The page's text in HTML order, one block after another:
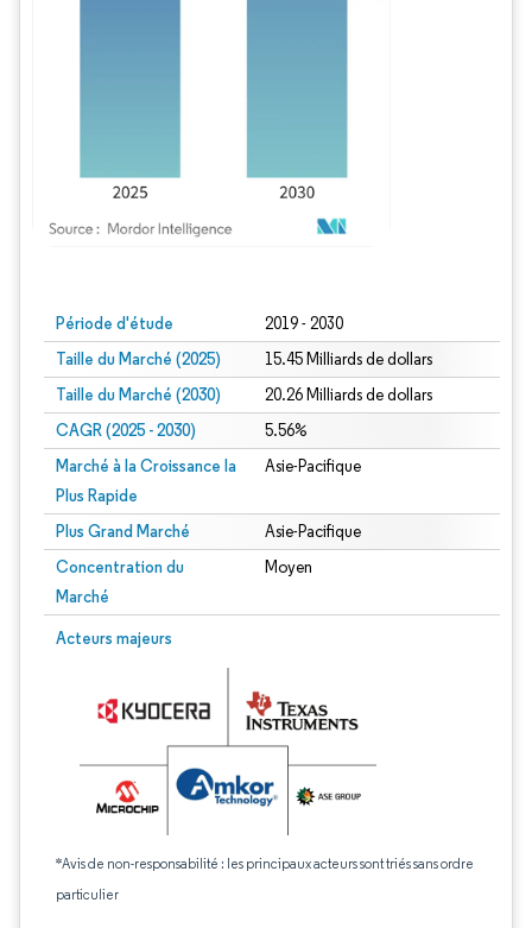
Période d'étude 2019 - 2030
Taille du Marché (2025) 15.45 Milliards de dollars
Taille du Marché (2030) 20.26 Milliards de dollars
CAGR (2025 - 2030) 5.56%
Marché à la Croissance la
Plus Rapide
Asie-Pacifique
Plus Grand Marché Asie-Pacifique
Concentration du
Marché
Moyen
Acteurs majeurs
*Avis de non-responsabilité : les principaux acteurs sont triés sans ordre
particulier